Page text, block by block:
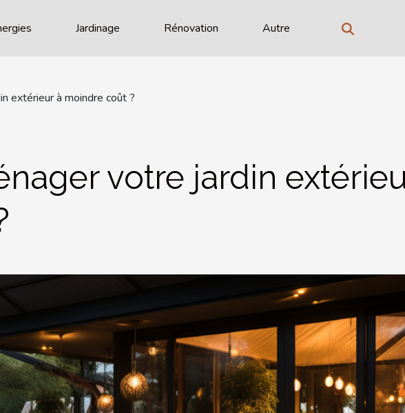
Jardinage Rénovation Autre
extérieur à moindre coût ?
votre jardin